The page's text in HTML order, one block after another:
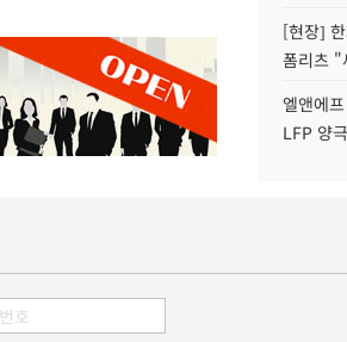
[현장]
폼리츠 "
엘앤에
LFP 양